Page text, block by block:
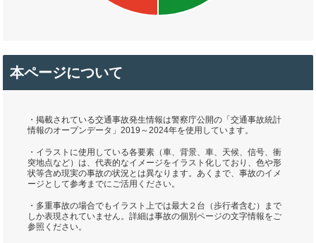
本ページについて
・掲載されている交通事故発生情報は警察庁公開の「交通事故統計
情報のオープンデータ」2019～2024年を使用しています。
・イラストに使用している各要素（車、背景、車、天候、信号、衝
突地点など）は、代表的なイメージをイラスト化しており、色や形
状等含め現実の事故の状況とは異なります。あくまで、事故のイメ
ージとして参考までにご活用ください。
・多重事故の場合でもイラスト上では最大２台（歩行者含む）まで
しか表現されていません。詳細は事故の個別ページの文字情報をご
参照ください。